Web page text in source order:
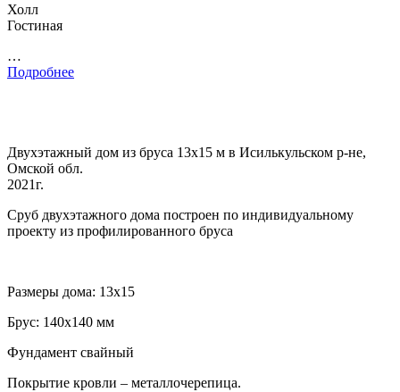
Холл
Гостиная
…
Подробнее
Двухэтажный дом из бруса 13х15 м в Исилькульском р-не,
Омской обл.
2021г.
Сруб двухэтажного дома построен по индивидуальному
проекту из профилированного бруса
Размеры дома: 13х15
Брус: 140х140 мм
Фундамент свайный
Покрытие кровли – металлочерепица.